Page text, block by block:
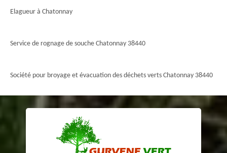
Elagueur à Chatonnay
Service de rognage de souche Chatonnay 38440
Société pour broyage et évacuation des déchets verts Chatonnay 38440